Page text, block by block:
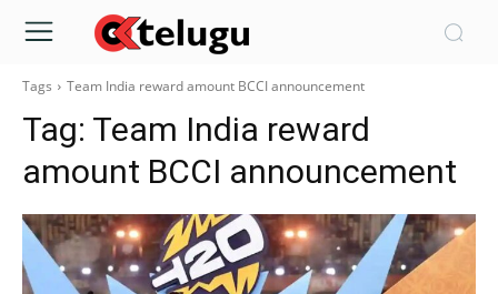
Tags Team India reward amount BCCI announcement
Tag: Team India reward
amount BCCI announcement